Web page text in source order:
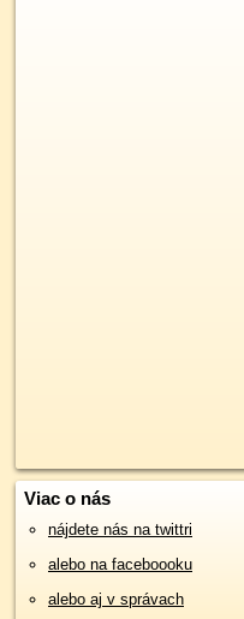
Viac o nás
nájdete nás na twittri
alebo na faceboooku
alebo aj v správach